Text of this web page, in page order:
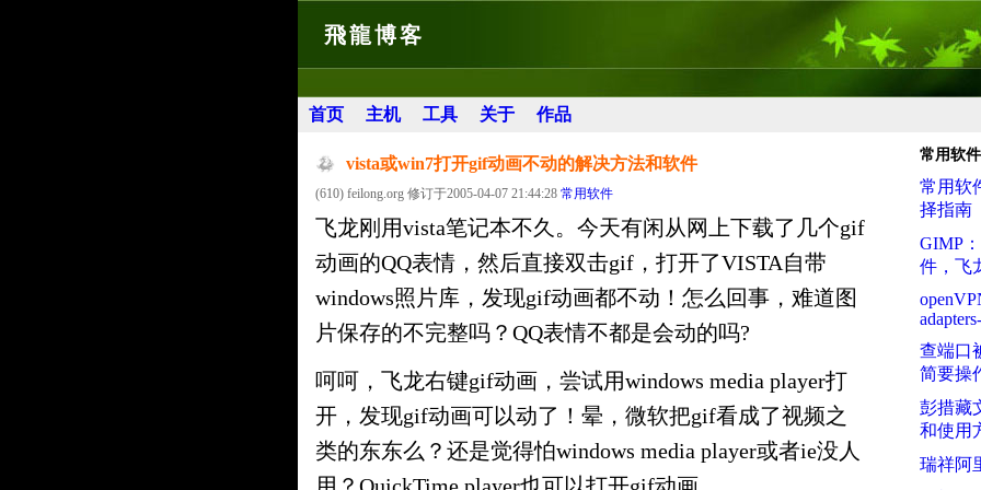
飛龍博客
首页 主机 工具 关于 作品
vista或win7打开gif动画不动的解决方法和软件
(610) feilong.org 修订于2005-04-07 21:44:28 常用软件
飞龙刚用vista笔记本不久。今天有闲从网上下载了几个gif
动画的QQ表情，然后直接双击gif，打开了VISTA自带
windows照片库，发现gif动画都不动！怎么回事，难道图
片保存的不完整吗？QQ表情不都是会动的吗?
呵呵，飞龙右键gif动画，尝试用windows media player打
开，发现gif动画可以动了！晕，微软把gif看成了视频之
类的东东么？还是觉得怕windows media player或者ie没人
常用软件
常用软
择指南
GIMP
件，飞
查端口
简要操
彭措藏
和使用
瑞祥阿